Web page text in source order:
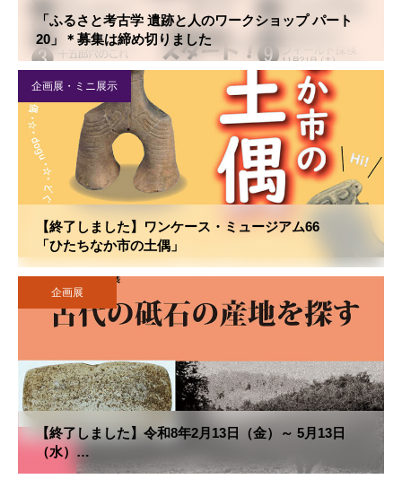
「ふるさと考古学 遺跡と人のワークショップ パート
20」＊募集は締め切りました
企画展・ミニ展示
【終了しました】ワンケース・ミュージアム66
「ひたちなか市の土偶」
企画展
【終了しました】令和8年2月13日（金）～ 5月13日
（水）
第22回企画展「古代の砥石の産地を探す」